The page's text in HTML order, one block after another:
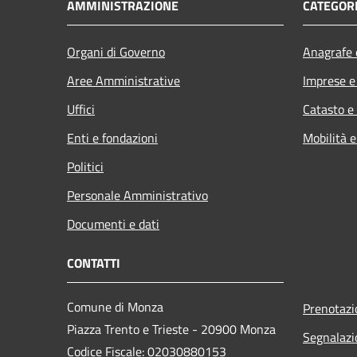
AMMINISTRAZIONE
Organi di Governo
Aree Amministrative
Uffici
Enti e fondazioni
Politici
Personale Amministrativo
Documenti e dati
Imprese
Catasto
Mobilità
CONTATTI
Comune di Monza
Piazza Trento e Trieste - 20900 Monza
Codice Fiscale: 02030880153